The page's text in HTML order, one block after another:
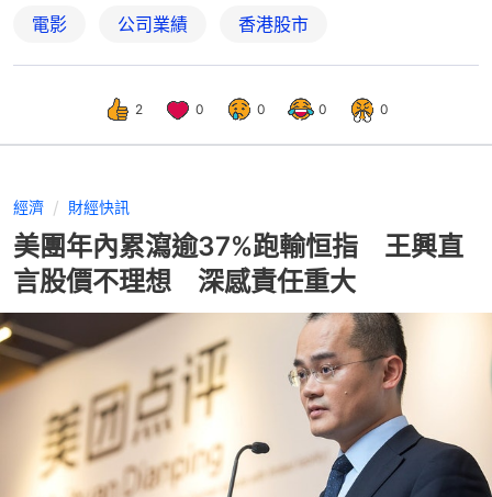
電影 公司業績 香港股市
2 0 0 0 0
經濟 財經快訊
美團年內累瀉逾37%跑輸恒指 王興直
言股價不理想 深感責任重大